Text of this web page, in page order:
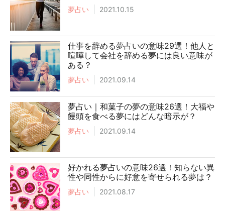
夢占い 2021.10.15
仕事を辞める夢占いの意味29選！他人と
喧嘩して会社を辞める夢には良い意味が
ある？
夢占い 2021.09.14
夢占い｜和菓子の夢の意味26選！大福や
饅頭を食べる夢にはどんな暗示が？
夢占い 2021.09.14
好かれる夢占いの意味26選！知らない異
性や同性からに好意を寄せられる夢は？
夢占い 2021.08.17